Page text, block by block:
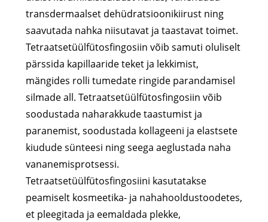
transdermaalset dehüdratsioonikiirust ning
saavutada nahka niisutavat ja taastavat toimet.
Tetraatsetüülfütosfingosiin võib samuti oluliselt
pärssida kapillaaride teket ja lekkimist,
mängides rolli tumedate ringide parandamisel
silmade all. Tetraatsetüülfütosfingosiin võib
soodustada naharakkude taastumist ja
paranemist, soodustada kollageeni ja elastsete
kiudude sünteesi ning seega aeglustada naha
vananemisprotsessi.
Tetraatsetüülfütosfingosiini kasutatakse
peamiselt kosmeetika- ja nahahooldustoodetes,
et pleegitada ja eemaldada plekke,